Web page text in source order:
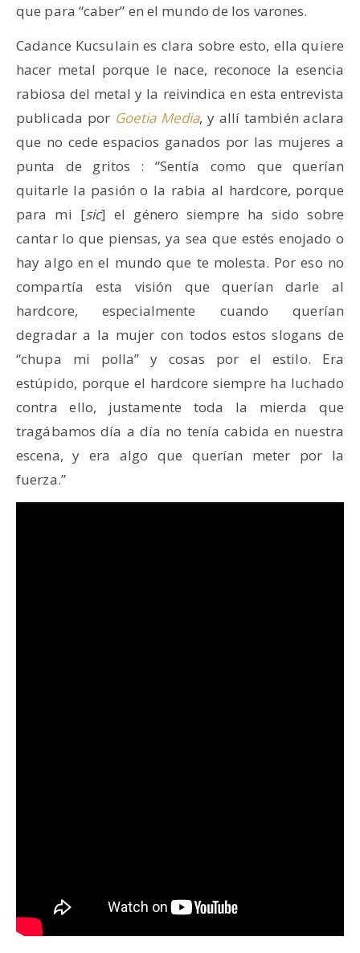
que para “caber” en el mundo de los varones.
Cadance Kucsulain es clara sobre esto, ella quiere
hacer metal porque le nace, reconoce la esencia
rabiosa del metal y la reivindica en esta entrevista
publicada por Goetia Media, y allí también aclara
que no cede espacios ganados por las mujeres a
punta de gritos : “Sentía como que querían
quitarle la pasión o la rabia al hardcore, porque
para mi [sic] el género siempre ha sido sobre
cantar lo que piensas, ya sea que estés enojado o
hay algo en el mundo que te molesta. Por eso no
compartía esta visión que querían darle al
hardcore, especialmente cuando querían
degradar a la mujer con todos estos slogans de
“chupa mi polla” y cosas por el estilo. Era
estúpido, porque el hardcore siempre ha luchado
contra ello, justamente toda la mierda que
tragábamos día a día no tenía cabida en nuestra
escena, y era algo que querían meter por la
fuerza.”